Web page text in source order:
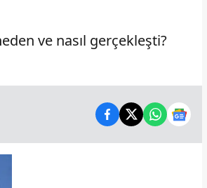
ve nasıl gerçekleşti?